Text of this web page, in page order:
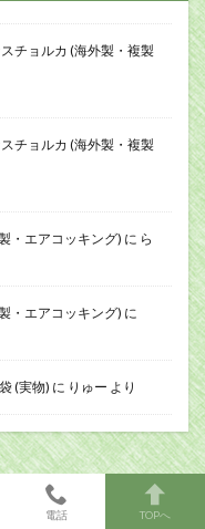
チョルカ (海外製・複製
チョルカ (海外製・複製
・エアコッキング) に ら
・エアコッキング) に
(実物) に りゅー より
電話 TOPへ